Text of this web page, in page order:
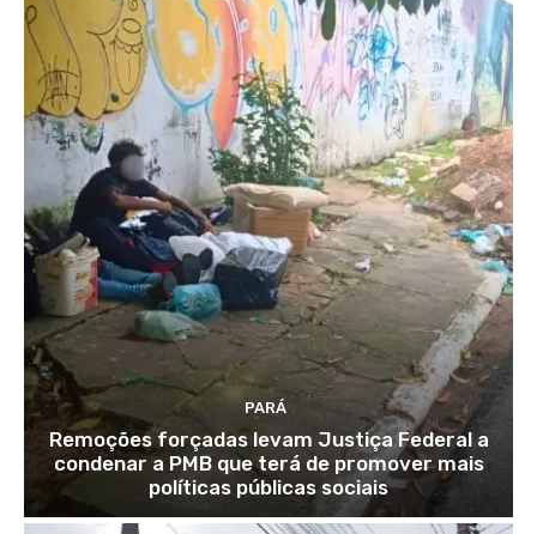
PARÁ
Remoções forçadas levam Justiça Federal a
condenar a PMB que terá de promover mais
políticas públicas sociais